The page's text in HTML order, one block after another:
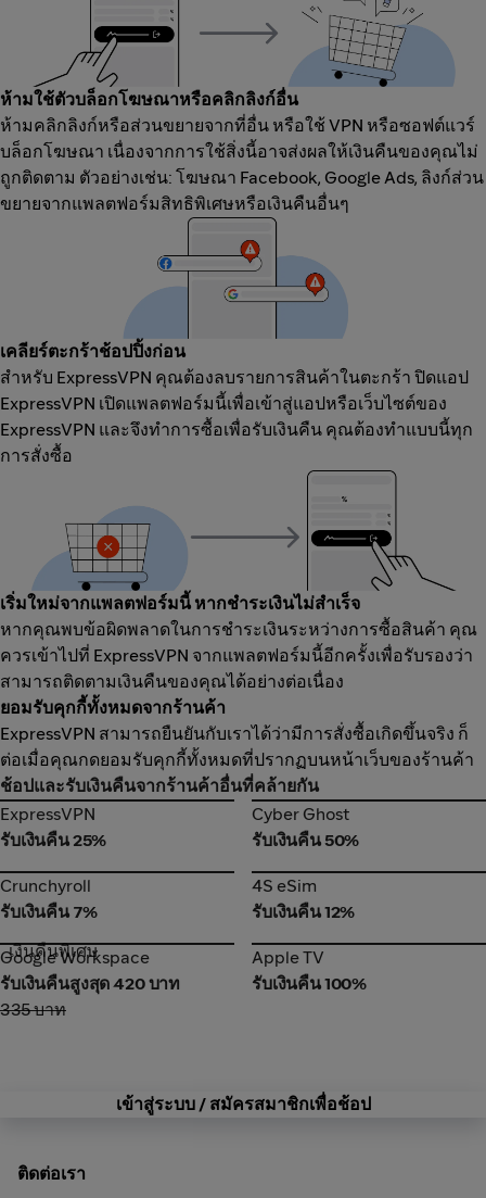
ห้ามใช้ตัวบล็อกโฆษณาหรือคลิกลิงก์อื่น
ห้ามคลิกลิงก์หรือส่วนขยายจากที่อื่น หรือใช้ VPN หรือซอฟต์แวร์
บล็อกโฆษณา เนื่องจากการใช้สิ่งนี้อาจส่งผลให้เงินคืนของคุณไม่
ถูกติดตาม ตัวอย่างเช่น: โฆษณา Facebook, Google Ads, ลิงก์ส่วน
ขยายจากแพลตฟอร์มสิทธิพิเศษหรือเงินคืนอื่นๆ
เคลียร์ตะกร้าช้อปปิ้งก่อน
สำหรับ ExpressVPN คุณต้องลบรายการสินค้าในตะกร้า ปิดแอป
ExpressVPN เปิดแพลตฟอร์มนี้เพื่อเข้าสู่แอปหรือเว็บไซต์ของ
ExpressVPN และจึงทำการซื้อเพื่อรับเงินคืน คุณต้องทำแบบนี้ทุก
การสั่งซื้อ
เริ่มใหม่จากแพลตฟอร์มนี้ หากชำระเงินไม่สำเร็จ
หากคุณพบข้อผิดพลาดในการชำระเงินระหว่างการซื้อสินค้า คุณ
ควรเข้าไปที่ ExpressVPN จากแพลตฟอร์มนี้อีกครั้งเพื่อรับรองว่า
สามารถติดตามเงินคืนของคุณได้อย่างต่อเนื่อง
ยอมรับคุกกี้ทั้งหมดจากร้านค้า
ExpressVPN สามารถยืนยันกับเราได้ว่ามีการสั่งซื้อเกิดขึ้นจริง ก็
ต่อเมื่อคุณกดยอมรับคุกกี้ทั้งหมดที่ปรากฏบนหน้าเว็บของร้านค้า
ช้อปและรับเงินคืนจากร้านค้าอื่นที่คล้ายกัน
ExpressVPN
ExpressVPN
รับเงินคืน 25%
Cyber Ghost
Cyber Ghost
รับเงินคืน 50%
Crunchyroll
Crunchyroll
รับเงินคืน 7%
4S eSim
4S eSim
รับเงินคืน 12%
Google Workspace
เงินคืนพิเศษ
Google Workspace
รับเงินคืนสูงสุด 420 บาท
335 บาท
Apple TV
Apple TV
รับเงินคืน 100%
เข้าสู่ระบบ / สมัครสมาชิกเพื่อช้อป
ติดต่อเรา